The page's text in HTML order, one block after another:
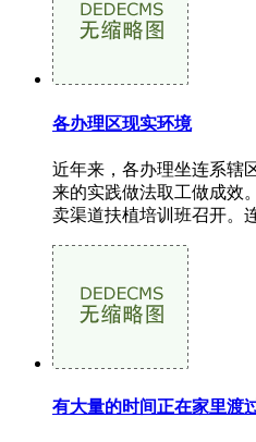
各办理区现实环境
近年来，各办理坐连系辖
来的实践做法取工做成效
卖渠道扶植培训班召开。
有大量的时间正在家里渡